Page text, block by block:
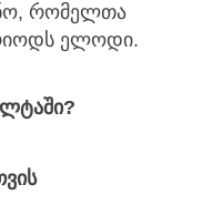
რომელთა
ელოდი.
?